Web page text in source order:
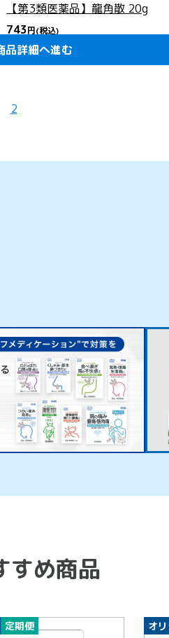
品詳細へ進む
品詳細へ進む
品詳細へ進む
品詳細へ進む
品詳細へ進む
品詳細へ進む
品詳細へ進む
品詳細へ進む
品詳細へ進む
品詳細へ進む
品詳細へ進む
品詳細へ進む
品詳細へ進む
品詳細へ進む
品詳細へ進む
品詳細へ進む
品詳細へ進む
品詳細へ進む
【第3類医薬品】龍角散 20g
743円(税込)
品詳細へ進む
品詳細へ進む
2
すめ商品
定期便 オ